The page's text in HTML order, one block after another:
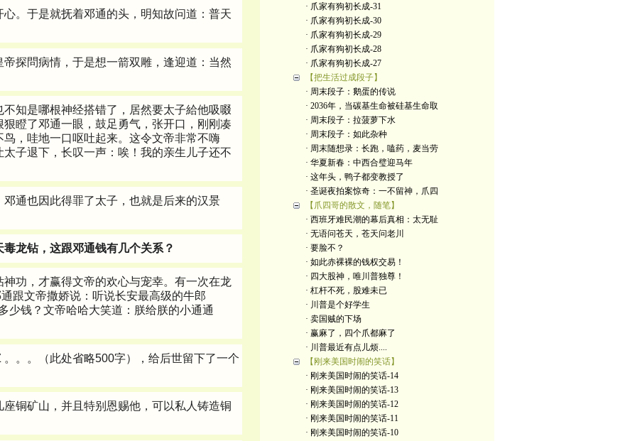
。于是就抚着邓通的头，明知故问道：普天
探問病情，于是想一箭双雕，逢迎道：当然
知是哪根神经搭错了，居然要太子給他吸啜
瞪了邓通一眼，鼓足勇气，张开口，刚刚凑
，哇地一口呕吐起来。这令文帝非常不嗨
子退下，长叹一声：唉！我的亲生儿子还不
通也因此得罪了太子，也就是后来的汉景
龙钻，这跟邓通钱有几个关系？
功，才赢得文帝的欢心与宠幸。有一次在龙
跟文帝撒娇说：听说长安最高级的牛郎
少钱？文帝哈哈大笑道：朕给朕的小通通
。。（此处省略500字），给后世留下了一个
铜矿山，并且特别恩赐他，可以私人铸造铜
· 爪家有狗初长成-31
· 爪家有狗初长成-30
· 爪家有狗初长成-29
· 爪家有狗初长成-28
· 爪家有狗初长成-27
【把生活过成段子】
· 周末段子：鹅蛋的传说
· 2036年，当碳基生命被硅基生命取
· 周末段子：拉菠萝下水
· 周末段子：如此杂种
· 周末随想录：长跑，嗑药，麦当劳
· 华夏新春：中西合璧迎马年
· 这年头，鸭子都变教授了
· 圣诞夜拍案惊奇：一不留神，爪四
【爪四哥的散文，随笔】
· 西班牙难民潮的幕后真相：太无耻
· 无语问苍天，苍天问老川
· 要脸不？
· 如此赤裸裸的钱权交易！
· 四大股神，唯川普独尊！
· 杠杆不死，股难未已
· 川普是个好学生
· 卖国贼的下场
· 赢麻了，四个爪都麻了
· 川普最近有点儿烦....
【刚来美国时闹的笑话】
· 刚来美国时闹的笑话-14
· 刚来美国时闹的笑话-13
· 刚来美国时闹的笑话-12
· 刚来美国时闹的笑话-11
· 刚来美国时闹的笑话-10